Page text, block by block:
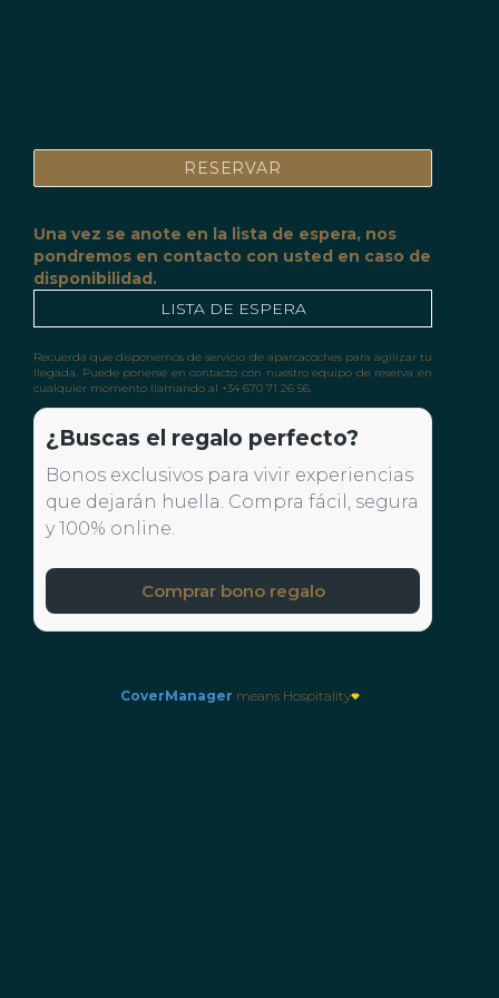
¿Buscas el regalo perfecto?
Bonos exclusivos para vivir experiencias
que dejarán huella. Compra fácil, segura
y 100% online.
Comprar bono regalo
CoverManager means Hospitality